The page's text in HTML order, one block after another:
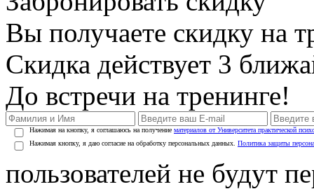
Вы получаете скидку на
Скидка действует 3
До встречи на тренинге!
Нажимая на кнопку, я соглашаюсь на получение материалов от Университета практической
Нажимая кнопку, я даю согласие на обработку персональных данных. Политика защиты
пользователей не будут